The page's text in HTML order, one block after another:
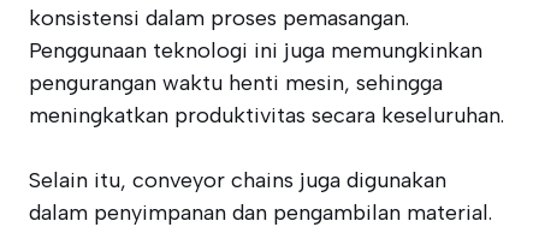
konsistensi dalam proses pemasangan.
Penggunaan teknologi ini juga memungkinkan
pengurangan waktu henti mesin, sehingga
meningkatkan produktivitas secara keseluruhan.
Selain itu, conveyor chains juga digunakan
dalam penyimpanan dan pengambilan material.